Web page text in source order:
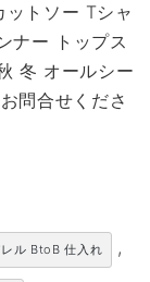
トソー Tシャ
ナー トップス
冬 オールシー
問合せくださ
レル BtoB 仕入れ ,